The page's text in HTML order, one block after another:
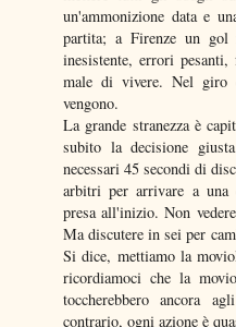
un'ammonizione data e
partita; a Firenze un gol
inesistente, errori
male di vivere. Nel giro
vengono.
La grande stranezza è
subito la decisione
necessari 45 secondi di
arbitri per arrivare a una
presa all'inizio. Non
Ma discutere in sei per
Si dice, mettiamo la
ricordiamoci che la
toccherebbero ancora
contrario, ogni azione è